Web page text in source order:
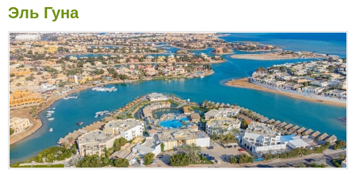
La Perla 3*
Laguna 3*
Waves 3*
Yasmina 2*
Zahabia 3*
Zak Royal Wings 2*
Akassia Swiss Resort 5*
Cataract 4*
Cinderella Beach 3*
Domina Marsa Alam 5*
Iberotel Coraya Beach Resort
5*
Shams Alam Resort 4*
Sol Y Mar Solaya 5*
Sol Y Mar Solitare 4*
Utopia Beach Club 4*
Эль Гуна